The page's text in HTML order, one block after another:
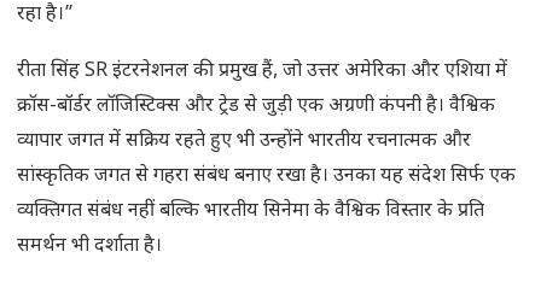
रहा है।”
रीता सिंह SR इंटरनेशनल की प्रमुख हैं, जो उत्तर अमेरिका और एशिया में
क्रॉस-बॉर्डर लॉजिस्टिक्स और ट्रेड से जुड़ी एक अग्रणी कंपनी है। वैश्विक
व्यापार जगत में सक्रिय रहते हुए भी उन्होंने भारतीय रचनात्मक और
सांस्कृतिक जगत से गहरा संबंध बनाए रखा है। उनका यह संदेश सिर्फ एक
व्यक्तिगत संबंध नहीं बल्कि भारतीय सिनेमा के वैश्विक विस्तार के प्रति
समर्थन भी दर्शाता है।